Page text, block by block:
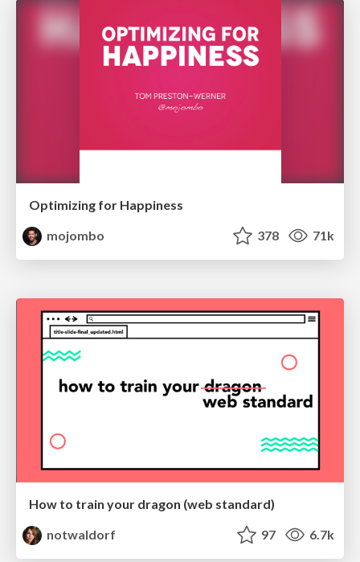
Optimizing for Happiness
mojombo
378 71k
How to train your dragon (web standard)
notwaldorf
97 6.7k